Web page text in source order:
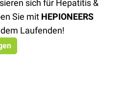
sich für Hepatitis &
Sie mit HEPIONEERS
Laufenden!